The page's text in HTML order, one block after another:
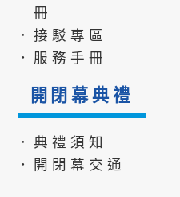
冊
．接駁專區
．服務手冊
開閉幕典禮
．典禮須知
．開閉幕交通